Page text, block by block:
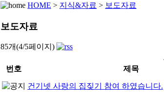
HOME > 지식&자료 > 보도자료
보도자료
85개(4/5페이지)
번호
제목
건기넷 사랑의 집짖기 참여 하였습니다.